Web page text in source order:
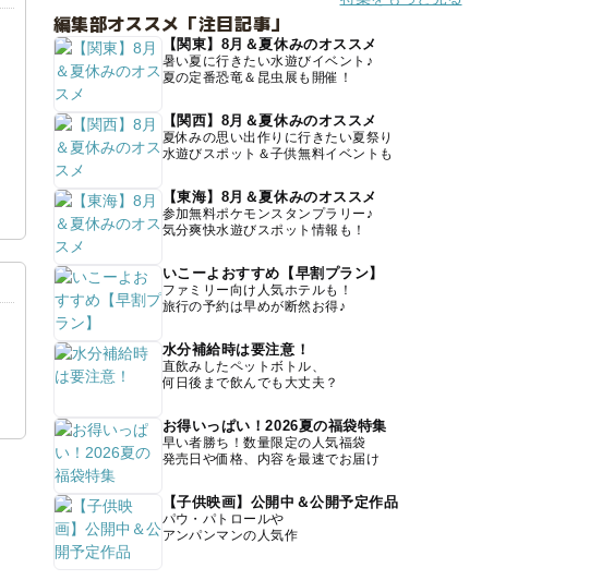
編集部オススメ「注目記事」
【関東】8月＆夏休みのオススメ
暑い夏に行きたい水遊びイベント♪
夏の定番恐竜＆昆虫展も開催！
【関西】8月＆夏休みのオススメ
夏休みの思い出作りに行きたい夏祭り
水遊びスポット＆子供無料イベントも
【東海】8月＆夏休みのオススメ
参加無料ポケモンスタンプラリー♪
気分爽快水遊びスポット情報も！
いこーよおすすめ【早割プラン】
ファミリー向け人気ホテルも！
旅行の予約は早めが断然お得♪
水分補給時は要注意！
直飲みしたペットボトル、
何日後まで飲んでも大丈夫？
お得いっぱい！2026夏の福袋特集
早い者勝ち！数量限定の人気福袋
発売日や価格、内容を最速でお届け
【子供映画】公開中＆公開予定作品
パウ・パトロールや
アンパンマンの人気作